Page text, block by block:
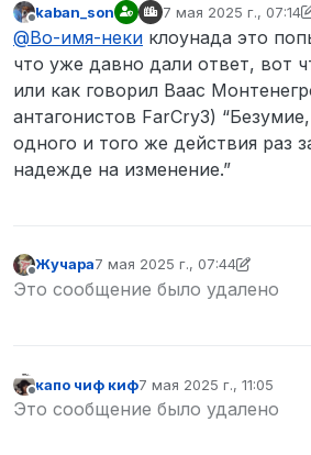
могу отправить
сообщения слов
спамьте пожалуйста в
имеете отношения к ней
UPD@playezДа чувак
Что за КЛОУНАДУ
Не в сети
kaban_son 7 мая 2025 г., 07:14
отредактировано
@Во-имя-неки клоунада это
что уже давно дали ответ, вот
или как говорил Ваас
антагонистов FarCry3)
одного и того же действия раз
надежде на изменение.”
Не в сети
Жучара7 мая 2025 г., 07:44
отредактировано Жучара
Это сообщение было удалено
Не в сети
капо чиф киф7 мая 2025 г., 11:05
отредактировано
Это сообщение было удалено